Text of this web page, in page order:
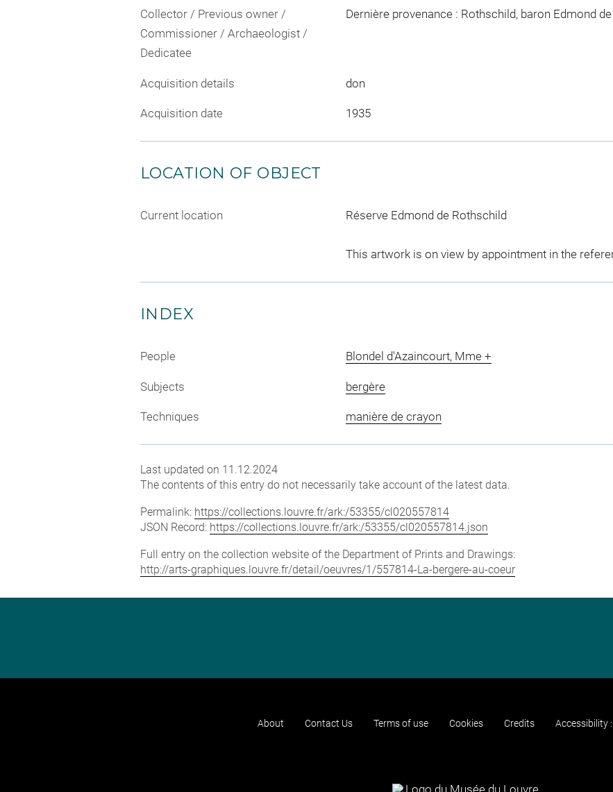
Collector / Previous owner /
Commissioner / Archaeologist /
Dedicatee
Dernière provenance : Rothschild, baron Edmond de
Acquisition details don
Acquisition date 1935
LOCATION OF OBJECT
Current location Réserve Edmond de Rothschild
This artwork is on view by appointment in the
INDEX
People Blondel d'Azaincourt, Mme +
Subjects bergère
Techniques manière de crayon
Last updated on 11.12.2024
The contents of this entry do not necessarily take account of the latest data.
Permalink: https://collections.louvre.fr/ark:/53355/cl020557814
JSON Record: https://collections.louvre.fr/ark:/53355/cl020557814.json
Full entry on the collection website of the Department of Prints and Drawings:
http://arts-graphiques.louvre.fr/detail/oeuvres/1/557814-La-bergere-au-coeur
About Contact Us Terms of use Cookies Credits Accessibility